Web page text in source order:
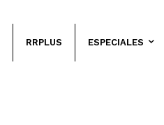
RRPLUS ESPECIALES